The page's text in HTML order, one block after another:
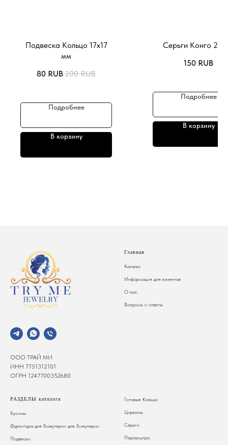
Подвеска Кольцо 17х17
мм
80 RUB200 RUB
Подробнее
В корзину
Серьги Конго 20
150 RUB
Подробнее
В корзину
ООО ТРАЙ МИ
ИНН 7751312101
ОГРН 1247700352680
Главная
Каталог
Информация для клиентов
О нас
Вопросы и ответы
РАЗДЕЛЫ каталога
Бусины
Фурнитура для Бижутерии для Бижутерии
Подвески
Готовые Кольца
Цирконы
Серьги
Перламутра